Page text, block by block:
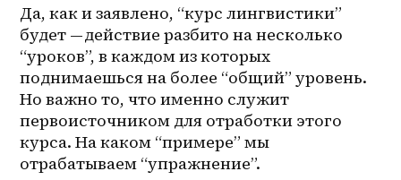
Да, как и заявлено, “курс лингвистики”
будет — действие разбито на несколько
“уроков”, в каждом из которых
поднимаешься на более “общий” уровень.
Но важно то, что именно служит
первоисточником для отработки этого
курса. На каком “примере” мы
отрабатываем “упражнение”.